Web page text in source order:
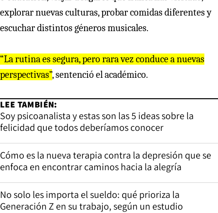
explorar nuevas culturas, probar comidas diferentes y
escuchar distintos géneros musicales.
“La rutina es segura, pero rara vez conduce a nuevas
perspectivas”, sentenció el académico.
LEE TAMBIÉN:
Soy psicoanalista y estas son las 5 ideas sobre la
felicidad que todos deberíamos conocer
Cómo es la nueva terapia contra la depresión que se
enfoca en encontrar caminos hacia la alegría
No solo les importa el sueldo: qué prioriza la
Generación Z en su trabajo, según un estudio